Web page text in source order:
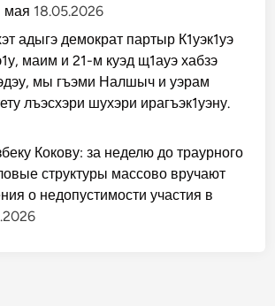
мая 18.05.2026
адыгэ демократ партыр К1уэк1уэ
маим и 21-м куэд щ1ауэ хабзэ
мы гъэми Налшыч и уэрам
лъэсхэри шухэри ирагъэк1уэну.
Кокову: за неделю до траурного
структуры массово вручают
о недопустимости участия в